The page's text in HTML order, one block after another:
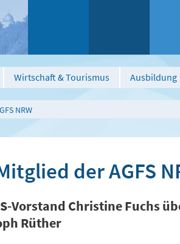
Wirtschaft & Tourismus Ausbildung
NRW
der AGFS
Vorstand Christine Fuchs
Rüther